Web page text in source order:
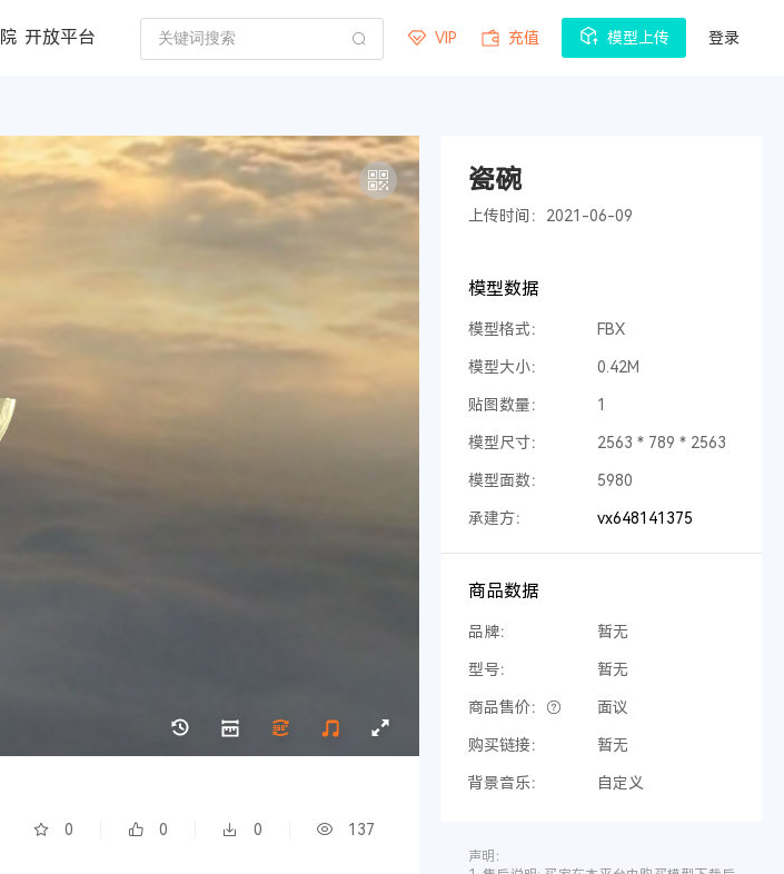
开放平台 VIP 充值 模型上传 登录
0 0 0 137
瓷碗
上传时间：2021-06-09
模型数据
模型格式： FBX
模型大小： 0.42M
贴图数量： 1
模型尺寸： 2563 * 789 * 2563
模型面数： 5980
承建方： vx648141375
商品数据
品牌： 暂无
型号： 暂无
商品售价： 面议
购买链接： 暂无
背景音乐： 自定义
声明：